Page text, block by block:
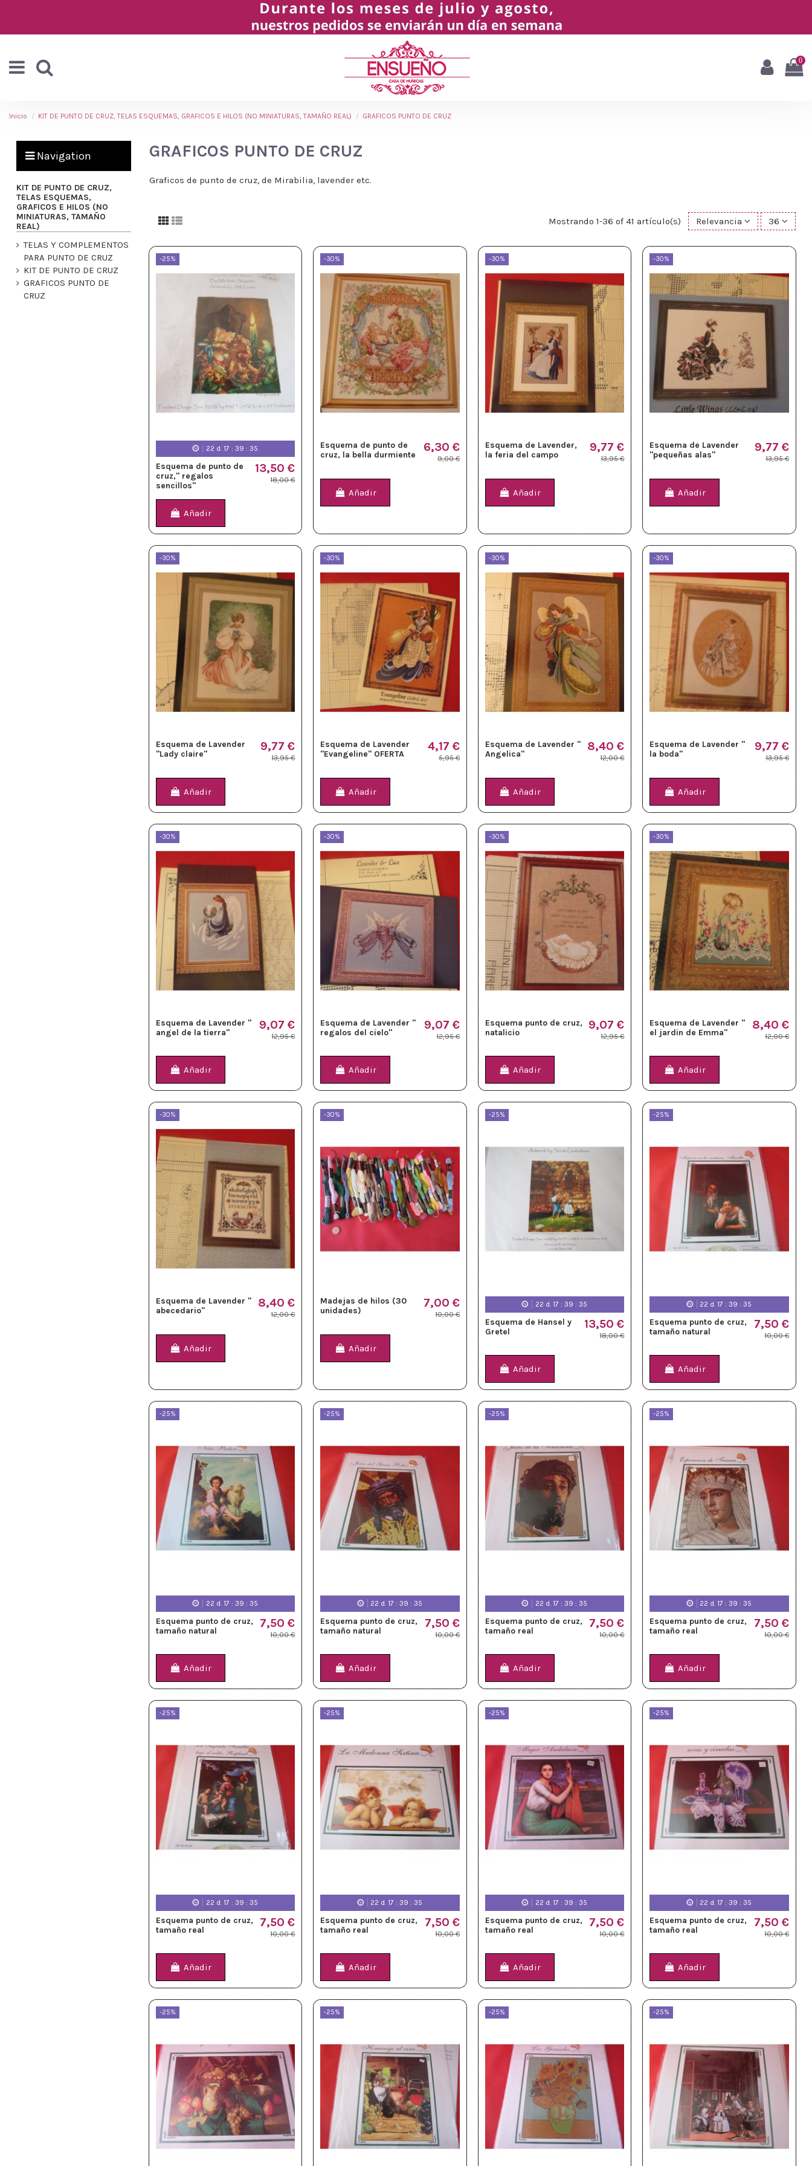
0
Inicio KIT DE PUNTO DE CRUZ, TELAS ESQUEMAS, GRAFICOS E HILOS (NO MINIATURAS, TAMAÑO REAL) GRAFICOS PUNTO DE CRUZ
GRAFICOS PUNTO DE CRUZ
Graficos de punto de cruz, de Mirabilia, lavender etc.
Mostrando 1-36 of 41 artículo(s) Relevancia 36
-25%
22 d. 17 : 39 : 33
Esquema de punto de
cruz," regalos
sencillos"
13,50 €
18,00 €
Añadir
-30%
Esquema de punto de
cruz, la bella durmiente
6,30 €
9,00 €
Añadir
-30%
Esquema de Lavender,
la feria del campo
9,77 €
13,95 €
Añadir
-30%
Esquema de Lavender
"pequeñas alas"
9,77 €
13,95 €
Añadir
-30%
Esquema de Lavender
"Lady claire"
9,77 €
13,95 €
Añadir
-30%
Esquema de Lavender
"Evangeline" OFERTA
4,17 €
5,95 €
Añadir
-30%
Esquema de Lavender "
Angelica"
8,40 €
12,00 €
Añadir
-30%
Esquema de Lavender "
la boda"
9,77 €
13,95 €
Añadir
-30%
Esquema de Lavender "
angel de la tierra"
9,07 €
12,95 €
Añadir
-30%
Esquema de Lavender "
regalos del cielo"
9,07 €
12,95 €
Añadir
-30%
Esquema punto de cruz,
natalicio
9,07 €
12,95 €
Añadir
-30%
Esquema de Lavender "
el jardin de Emma"
8,40 €
12,00 €
Añadir
-30%
Esquema de Lavender "
abecedario"
8,40 €
12,00 €
Añadir
-30%
Madejas de hilos (30
unidades)
7,00 €
10,00 €
Añadir
-25%
22 d. 17 : 39 : 33
Esquema de Hansel y
Gretel
13,50 €
18,00 €
Añadir
-25%
22 d. 17 :39 :33
Esquema punto de cruz,
tamaño natural
7,50 €
10,00 €
Añadir
-25%
22 d. 17 : 39 : 33
Esquema punto de cruz,
tamaño natural
7,50 €
10,00 €
Añadir
-25%
22 d. 17 :39 :33
Esquema punto de cruz,
tamaño natural
7,50 €
10,00 €
Añadir
-25%
22 d. 17 : 39 : 33
Esquema punto de cruz,
tamaño real
7,50 €
10,00 €
Añadir
-25%
22 d. 17 :39 :33
Esquema punto de cruz,
tamaño real
7,50 €
10,00 €
Añadir
-25%
22 d. 17 : 39 : 33
Esquema punto de cruz,
tamaño real
7,50 €
10,00 €
Añadir
-25%
22 d. 17 :39 :33
Esquema punto de cruz,
tamaño real
7,50 €
10,00 €
Añadir
-25%
22 d. 17 : 39 : 33
Esquema punto de cruz,
tamaño real
7,50 €
10,00 €
Añadir
-25%
22 d. 17 :39 :33
Esquema punto de cruz,
tamaño real
7,50 €
10,00 €
Añadir
-25% -25% -25% -25%
Navigation
KIT DE PUNTO DE CRUZ,
TELAS ESQUEMAS,
GRAFICOS E HILOS (NO
MINIATURAS, TAMAÑO
REAL)
TELAS Y COMPLEMENTOS
PARA PUNTO DE CRUZ
KIT DE PUNTO DE CRUZ
GRAFICOS PUNTO DE
CRUZ